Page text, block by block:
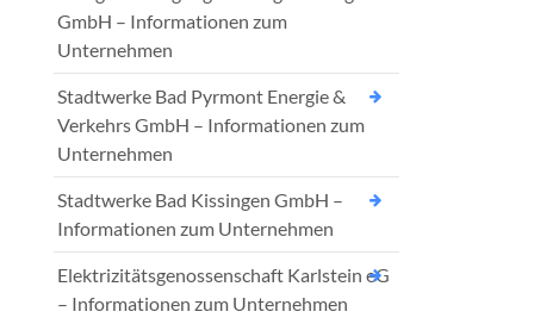
GmbH – Informationen zum
Unternehmen
Stadtwerke Bad Pyrmont Energie &
Verkehrs GmbH – Informationen zum
Unternehmen
Stadtwerke Bad Kissingen GmbH –
Informationen zum Unternehmen
Elektrizitätsgenossenschaft Karlstein eG
– Informationen zum Unternehmen